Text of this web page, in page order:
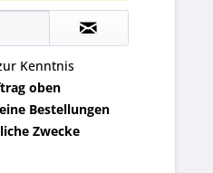
Kenntnis
oben
Bestellungen
Zwecke